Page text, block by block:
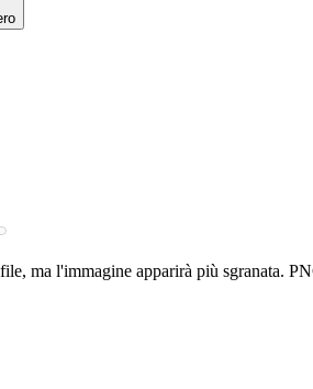
ma l'immagine apparirà più sgranata.